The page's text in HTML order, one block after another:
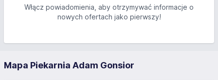
Włącz powiadomienia, aby otrzymywać informacje o
nowych ofertach jako pierwszy!
Mapa Piekarnia Adam Gonsior